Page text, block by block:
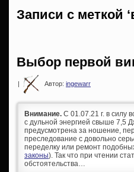
Записи с меткой
Выбор первой
| Автор: ingewarr
Внимание. С 01.07.21 г. в силу
с дульной энергией свыше 7,5
предусмотрена за ношение,
преследование с довольно
переделку или ремонт
законы). Так что при чтении
обстоятельства…